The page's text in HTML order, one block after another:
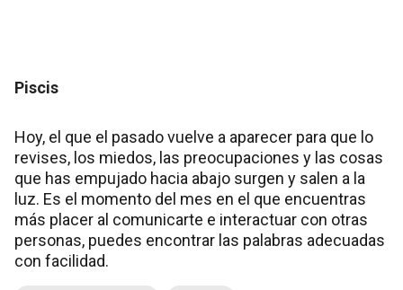
Piscis
Hoy, el que el pasado vuelve a aparecer para que lo
revises, los miedos, las preocupaciones y las cosas
que has empujado hacia abajo surgen y salen a la
luz. Es el momento del mes en el que encuentras
más placer al comunicarte e interactuar con otras
personas, puedes encontrar las palabras adecuadas
con facilidad.